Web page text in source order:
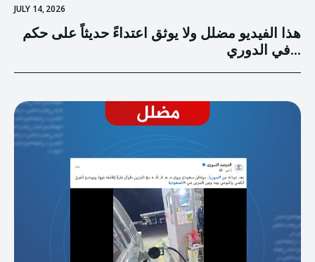
JULY 14, 2026
هذا الفيديو مضلل ولا يوثق اعتداءً حديثاً على حكم
في الدوري...